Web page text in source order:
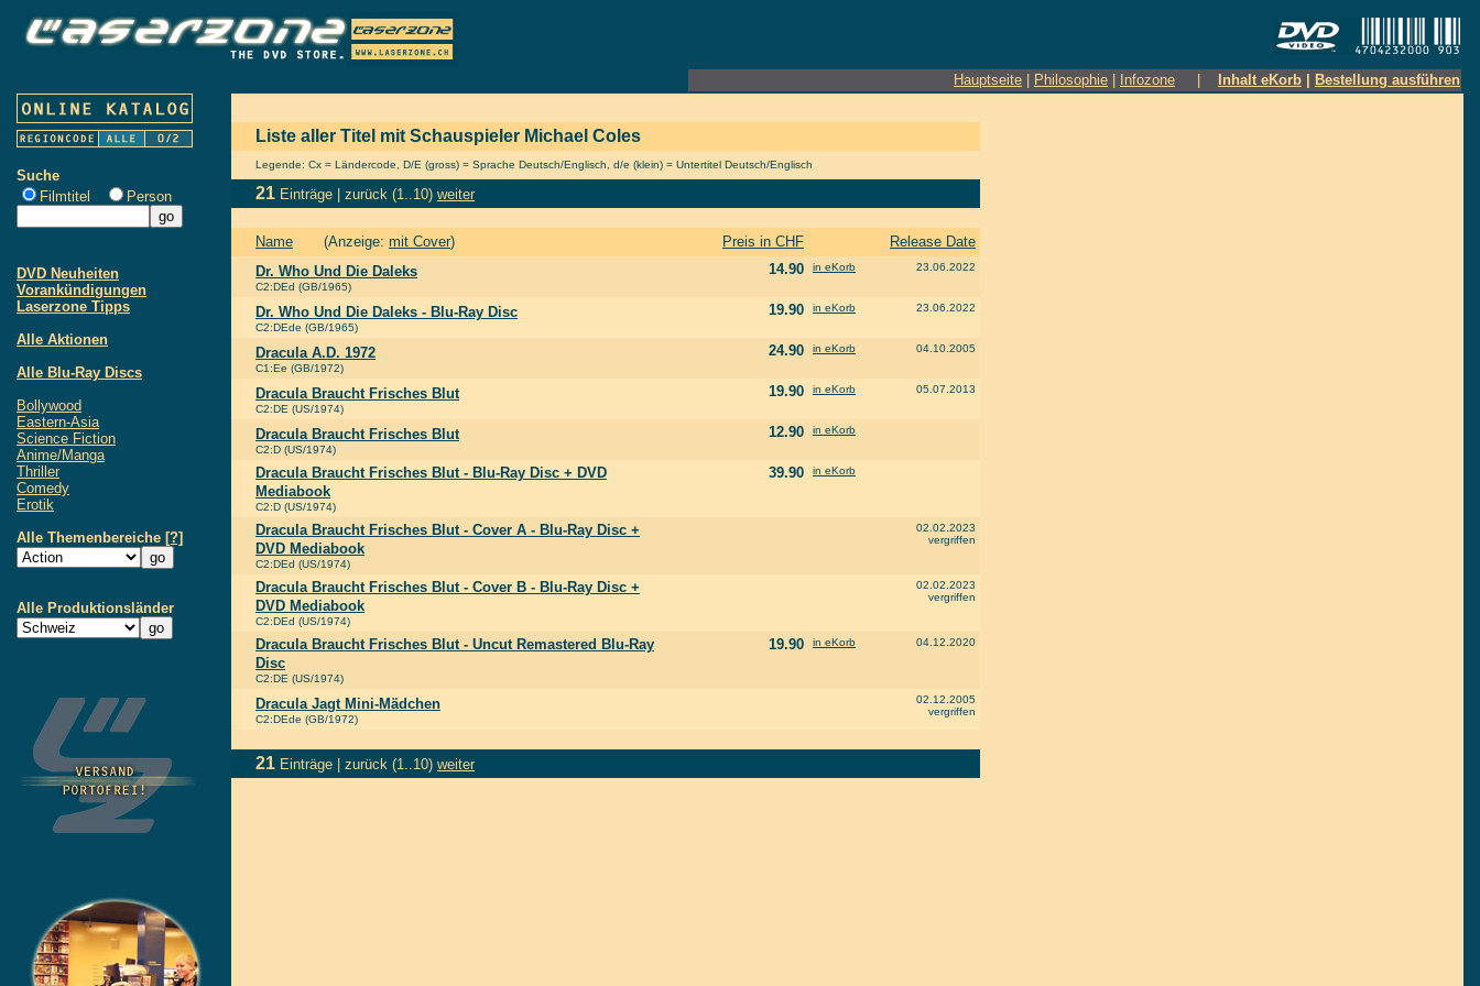
Hauptseite Philosophie Infozone Inhalt eKorb Bestellung ausführen
Suche
Filmtitel
Person
DVD Neuheiten
Vorankündigungen
Laserzone Tipps
Alle Aktionen
Alle Blu-Ray Discs
Bollywood
Eastern-Asia
Science Fiction
Anime/Manga
Thriller
Comedy
Erotik
Alle Themenbereiche [?]
Alle Produktionsländer
Liste aller Titel mit Schauspieler Michael Coles
Legende: Cx = Ländercode, D/E (gross) = Sprache Deutsch/Englisch, d/e (klein) = Untertitel Deutsch/Englisch
21 Einträge | zurück (1..10) weiter
Name (Anzeige: mit Cover) Preis in CHF
Release Date
Dr. Who Und Die Daleks
C2:DEd (GB/1965)
14.90 in eKorb 23.06.2022
Dr. Who Und Die Daleks - Blu-Ray Disc
C2:DEde (GB/1965)
19.90 in eKorb 23.06.2022
Dracula A.D. 1972
C1:Ee (GB/1972)
24.90 in eKorb 04.10.2005
Dracula Braucht Frisches Blut
C2:DE (US/1974)
19.90 in eKorb 05.07.2013
Dracula Braucht Frisches Blut
C2:D (US/1974)
12.90 in eKorb
Dracula Braucht Frisches Blut - Blu-Ray Disc + DVD
Mediabook
C2:D (US/1974)
39.90 in eKorb
Dracula Braucht Frisches Blut - Cover A - Blu-Ray Disc +
DVD Mediabook
C2:DEd (US/1974)
02.02.2023
vergriffen
Dracula Braucht Frisches Blut - Cover B - Blu-Ray Disc +
DVD Mediabook
C2:DEd (US/1974)
02.02.2023
vergriffen
Dracula Braucht Frisches Blut - Uncut Remastered Blu-Ray
Disc
C2:DE (US/1974)
19.90 in eKorb 04.12.2020
Dracula Jagt Mini-Mädchen
C2:DEde (GB/1972)
02.12.2005
vergriffen
21 Einträge | zurück (1..10) weiter